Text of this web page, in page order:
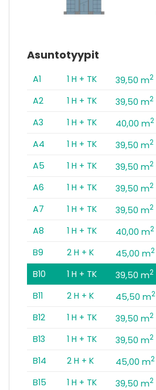
Asuntotyypit
A1 1 H + TK 39,50 m2
A2
1 H + TK 39,50 m2
A3
1 H + TK 40,00 m2
A4
1 H + TK 39,50 m2
A5
1 H + TK 39,50 m2
A6
1 H + TK 39,50 m2
A7
1 H + TK 39,50 m2
A8
1 H + TK 40,00 m2
B9
2 H + K 45,00 m2
B10
1 H + TK 39,50 m2
B11
2 H + K 45,50 m2
B12
1 H + TK 39,50 m2
B13
1 H + TK 39,50 m2
B14
2 H + K 45,00 m2
B15
1 H + TK 39,50 m2